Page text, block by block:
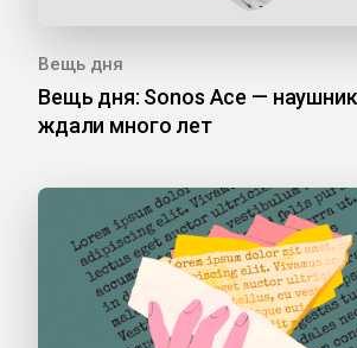
Вещь дня
Вещь дня: Sonos Ace —
ждали много лет